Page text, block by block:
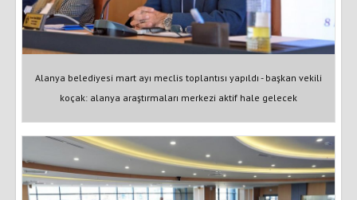
Alanya belediyesi mart ayı meclis toplantısı yapıldı - başkan vekili
koçak: alanya araştırmaları merkezi aktif hale gelecek